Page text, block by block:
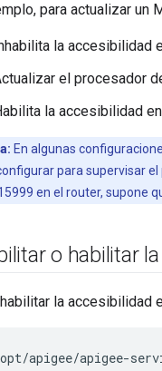
para actualizar un
la accesibilidad
el procesador
la accesibilidad
En algunas
para supervisar
en el router, supone
o habilitar
la
apigee/apigee-